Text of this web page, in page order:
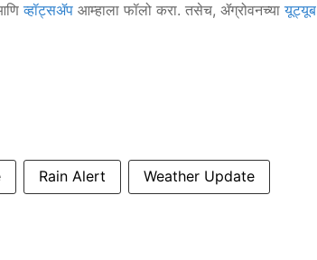
व्हॉट्सॲप आम्हाला फॉलो करा. तसेच, ॲग्रोवनच्यायूट्यूब
Rain Alert Weather Update